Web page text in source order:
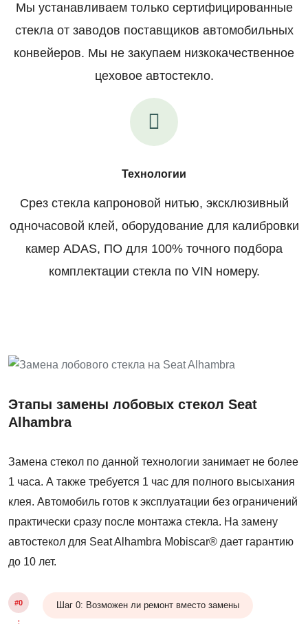
Мы устанавливаем только сертифицированные
стекла от заводов поставщиков автомобильных
конвейеров. Мы не закупаем низкокачественное
цеховое автостекло.
Технологии
Срез стекла капроновой нитью, эксклюзивный
одночасовой клей, оборудование для калибровки
камер ADAS, ПО для 100% точного подбора
комплектации стекла по VIN номеру.
Этапы замены лобовых стекол Seat
Alhambra
Замена стекол по данной технологии занимает не более
1 часа. А также требуется 1 час для полного высыхания
клея. Автомобиль готов к эксплуатации без ограничений
практически сразу после монтажа стекла. На замену
автостекол для Seat Alhambra Mobiscar® дает гарантию
до 10 лет.
#0 Шаг 0: Возможен ли ремонт вместо замены